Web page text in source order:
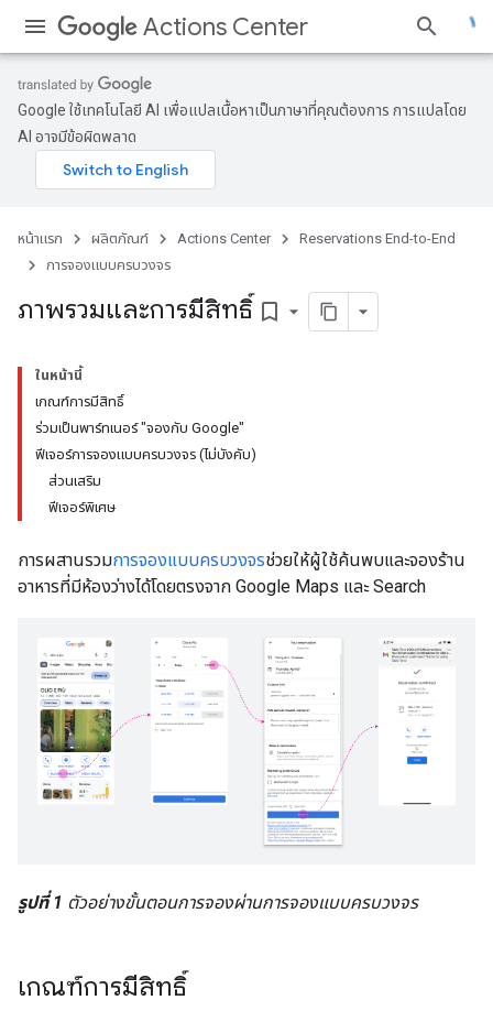
Actions Center
Google ใช้เทคโนโลยี AI เพื่อแปลเนื้อหาเป็นภาษาที่คุณต้องการ การแปลโดย
AI อาจมีข้อผิดพลาด
หน้าแรก ผลิตภัณฑ์ Actions Center
Reservations End-to-End
การจองแบบครบวงจร
ภาพรวมและการมีสิทธิ์ bookmark_border
ในหน้านี้
เกณฑ์การมีสิทธิ์
ร่วมเป็นพาร์ทเนอร์ "จองกับ Google"
ฟีเจอร์การจองแบบครบวงจร (ไม่บังคับ)
ส่วนเสริม
ฟีเจอร์พิเศษ
การผสานรวมการจองแบบครบวงจรช่วยให้ผู้ใช้ค้นพบและจองร้าน
อาหารที่มีห้องว่างได้โดยตรงจาก Google Maps และ Search
รูปที่ 1 ตัวอย่างขั้นตอนการจองผ่านการจองแบบครบวงจร
เกณฑ์การมีสิทธิ์